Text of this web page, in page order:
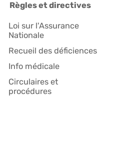
Règles et directives
Loi sur l'Assurance
Nationale
Recueil des déficiences
Info médicale
Circulaires et
procédures